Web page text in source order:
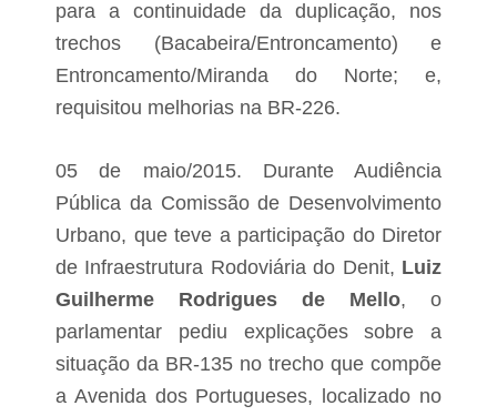
para a continuidade da duplicação, nos
trechos (Bacabeira/Entroncamento) e
Entroncamento/Miranda do Norte; e,
requisitou melhorias na BR-226.
05 de maio/2015. Durante Audiência
Pública da Comissão de Desenvolvimento
Urbano, que teve a participação do Diretor
de Infraestrutura Rodoviária do Denit, Luiz
Guilherme Rodrigues de Mello, o
parlamentar pediu explicações sobre a
situação da BR-135 no trecho que compõe
a Avenida dos Portugueses, localizado no